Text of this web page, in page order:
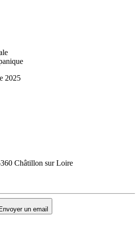
2025
Châtillon sur Loire
un email